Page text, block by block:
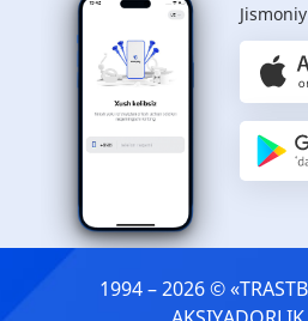
1994 – 2026 ©